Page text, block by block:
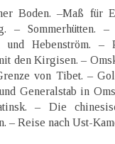
Boden. –Maß für
– Sommerhütten.
und Hebenström. –
den Kirgisen. –
von Tibet. –
Generalstab in
– Die
– Reise nach Ust-